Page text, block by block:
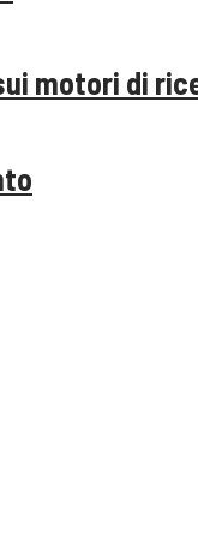
motori di